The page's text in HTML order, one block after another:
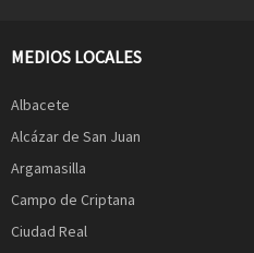
MEDIOS LOCALES
Albacete
Alcázar de San Juan
Argamasilla
Campo de Criptana
Ciudad Real